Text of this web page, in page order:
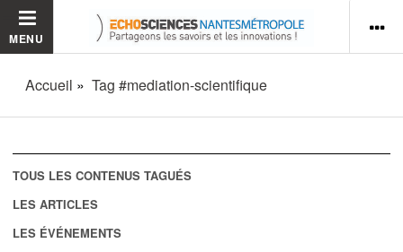
MENU
Accueil Tag #mediation-scientifique
TOUS LES CONTENUS TAGUÉS
LES ARTICLES
LES ÉVÉNEMENTS